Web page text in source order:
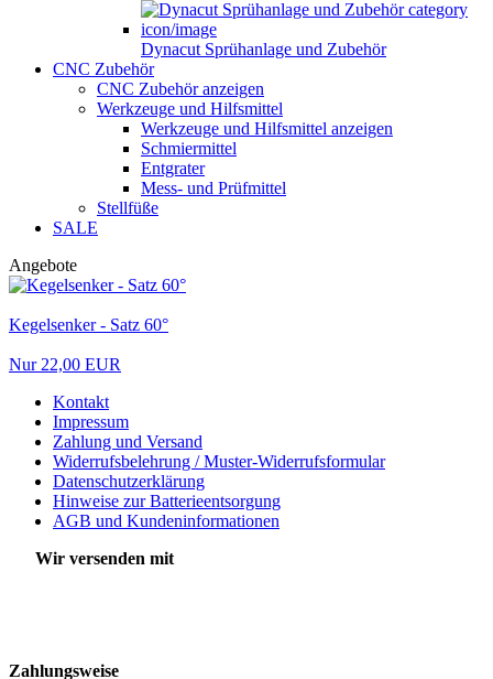
Dynacut Sprühanlage und Zubehör
CNC Zubehör
CNC Zubehör anzeigen
Werkzeuge und Hilfsmittel
Werkzeuge und Hilfsmittel anzeigen
Schmiermittel
Entgrater
Mess- und Prüfmittel
Stellfüße
SALE
Angebote
Kegelsenker - Satz 60°
Nur 22,00 EUR
Kontakt
Impressum
Zahlung und Versand
Widerrufsbelehrung / Muster-Widerrufsformular
Datenschutzerklärung
Hinweise zur Batterieentsorgung
AGB und Kundeninformationen
Wir versenden mit
Zahlungsweise